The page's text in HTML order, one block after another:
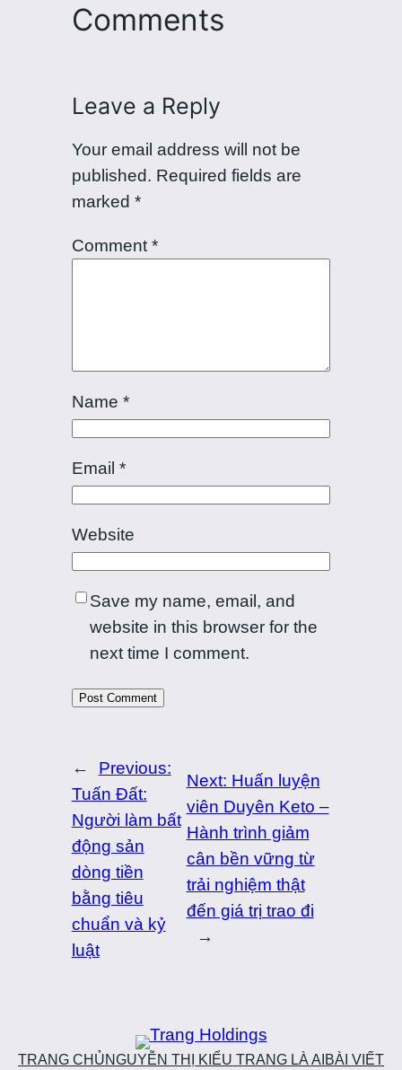
Comments
Leave a Reply
Your email address will not be
published. Required fields are
marked *
Comment *
Name *
Email *
Website
Save my name, email, and
website in this browser for the
next time I comment.
←
Previous:
Tuấn Đất:
Người làm bất
động sản
dòng tiền
bằng tiêu
chuẩn và kỷ
luật
Next: Huấn luyện
viên Duyên Keto –
Hành trình giảm
cân bền vững từ
trải nghiệm thật
đến giá trị trao đi
→
TRANG CHỦNGUYỄN THỊ KIỂU TRANG LÀ AI BÀI VIẾT